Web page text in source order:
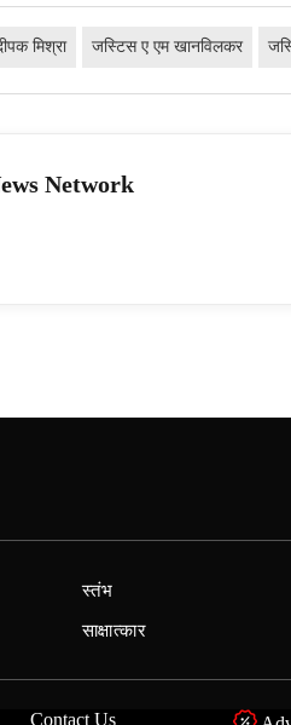
मिश्रा जस्टिस ए एम खानविलकर
Network
स्तंभ
साक्षात्कार
Contact Us